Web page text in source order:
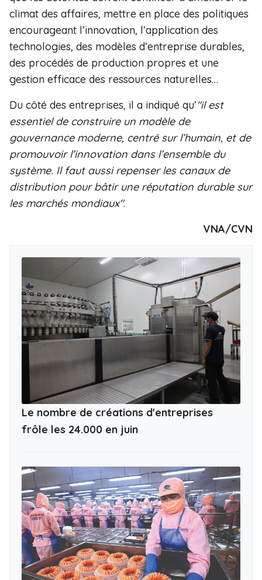
climat des affaires, mettre en place des politiques
encourageant l’innovation, l’application des
technologies, des modèles d’entreprise durables,
des procédés de production propres et une
gestion efficace des ressources naturelles…
Du côté des entreprises, il a indiqué qu’"il est
essentiel de construire un modèle de
gouvernance moderne, centré sur l’humain, et de
promouvoir l’innovation dans l’ensemble du
système. Il faut aussi repenser les canaux de
distribution pour bâtir une réputation durable sur
les marchés mondiaux".
VNA/CVN
Le nombre de créations d'entreprises
frôle les 24.000 en juin